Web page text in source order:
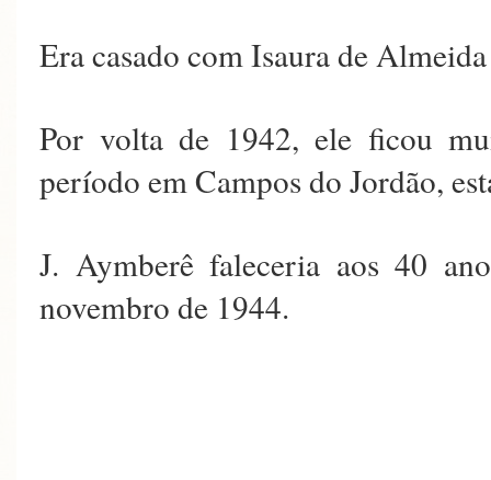
Era casado com Isaura de
Por volta de 1942, ele ficou
período em Campos do Jordão,
J. Aymberê faleceria aos 40
novembro de 1944.